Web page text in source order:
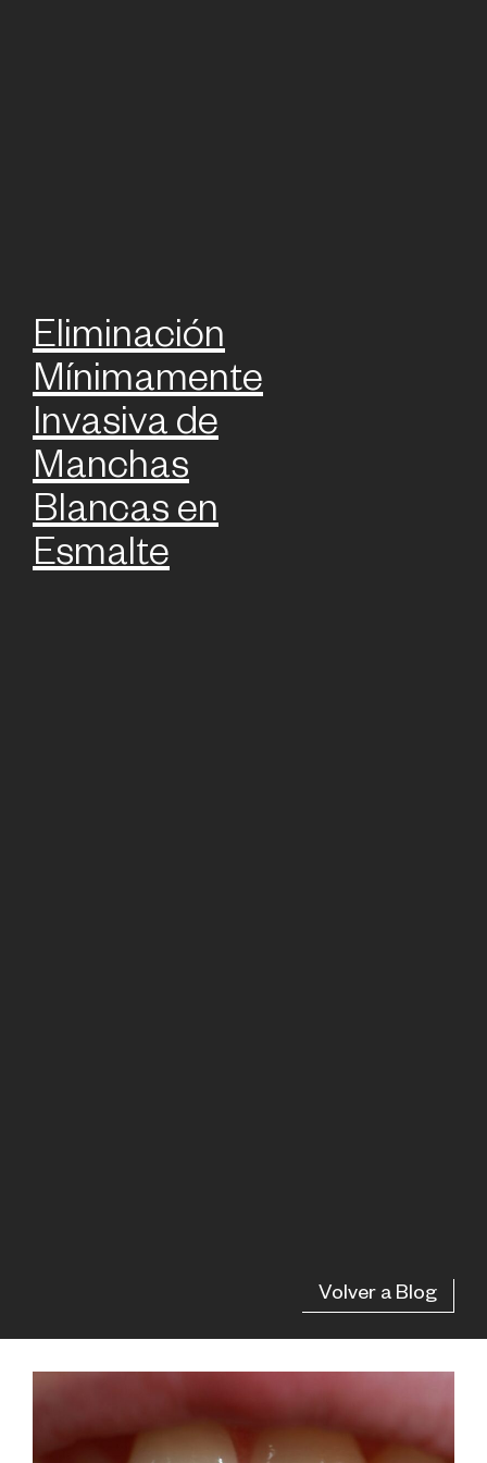
Eliminación
Mínimamente
Invasiva de
Manchas
Blancas en
Esmalte
Volver a Blog